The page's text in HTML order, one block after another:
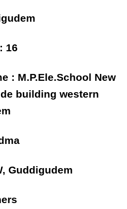
16
: M.P.Ele.School New
building western
Guddigudem